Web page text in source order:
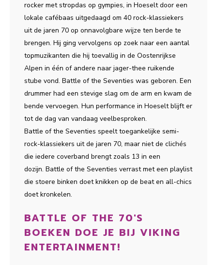
rocker met stropdas op gympies, in Hoeselt door een
lokale cafébaas uitgedaagd om 40 rock-klassiekers
uit de jaren 70 op onnavolgbare wijze ten berde te
brengen. Hij ging vervolgens op zoek naar een aantal
topmuzikanten die hij toevallig in de Oostenrijkse
Alpen in één of andere naar jager-thee ruikende
stube vond. Battle of the Seventies was geboren. Een
drummer had een stevige slag om de arm en kwam de
bende vervoegen. Hun performance in Hoeselt blijft er
tot de dag van vandaag veelbesproken.
Battle of the Seventies speelt toegankelijke semi-
rock-klassiekers uit de jaren 70, maar niet de clichés
die iedere coverband brengt zoals 13 in een
dozijn. Battle of the Seventies verrast met een playlist
die stoere binken doet knikken op de beat en all-chics
doet kronkelen.
BATTLE OF THE 70'S
BOEKEN DOE JE BIJ VIKING
ENTERTAINMENT!